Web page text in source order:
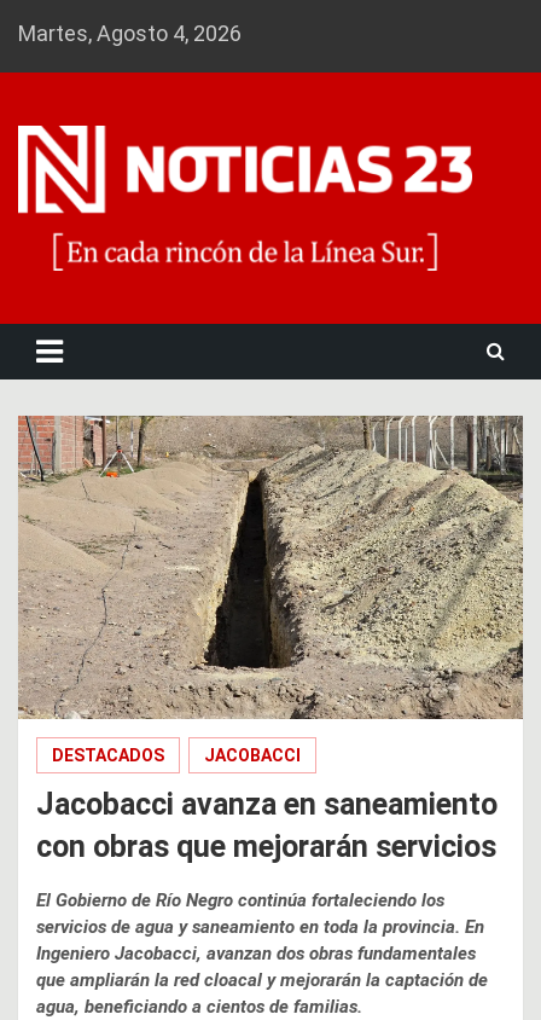
Martes, Agosto 4, 2026
DESTACADOS JACOBACCI
Jacobacci avanza en saneamiento
con obras que mejorarán servicios
El Gobierno de Río Negro continúa fortaleciendo los
servicios de agua y saneamiento en toda la provincia. En
Ingeniero Jacobacci, avanzan dos obras fundamentales
que ampliarán la red cloacal y mejorarán la captación de
agua, beneficiando a cientos de familias.